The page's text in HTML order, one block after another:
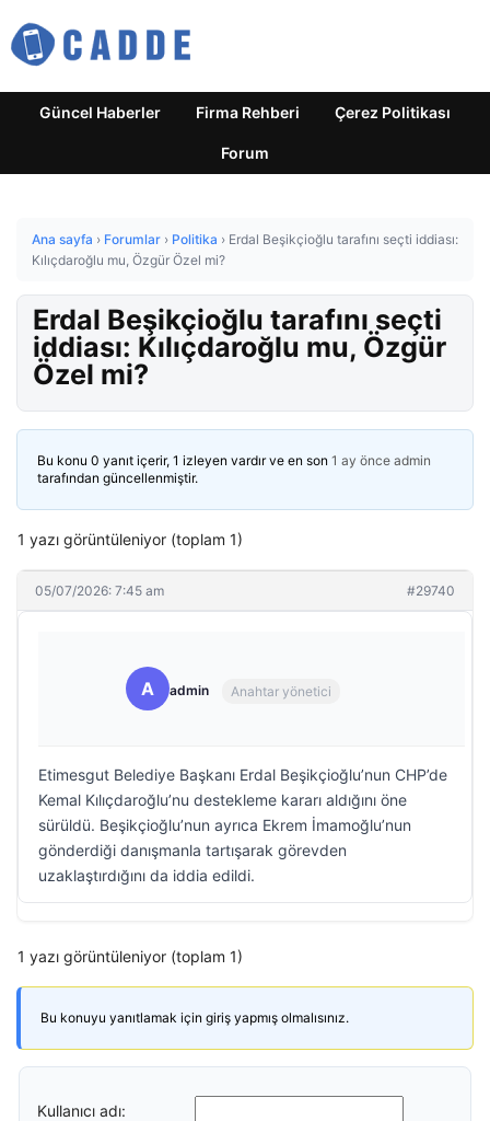
Güncel Haberler Firma Rehberi Çerez Politikası
Forum
Ana sayfa › Forumlar › Politika › Erdal Beşikçioğlu tarafını seçti iddiası:
Kılıçdaroğlu mu, Özgür Özel mi?
Erdal Beşikçioğlu tarafını seçti
iddiası: Kılıçdaroğlu mu, Özgür
Özel mi?
Bu konu 0 yanıt içerir, 1 izleyen vardır ve en son 1 ay önce admin
tarafından güncellenmiştir.
1 yazı görüntüleniyor (toplam 1)
05/07/2026: 7:45 am #29740
A admin Anahtar yönetici
Etimesgut Belediye Başkanı Erdal Beşikçioğlu’nun CHP’de
Kemal Kılıçdaroğlu’nu destekleme kararı aldığını öne
sürüldü. Beşikçioğlu’nun ayrıca Ekrem İmamoğlu’nun
gönderdiği danışmanla tartışarak görevden
uzaklaştırdığını da iddia edildi.
1 yazı görüntüleniyor (toplam 1)
Bu konuyu yanıtlamak için giriş yapmış olmalısınız.
Kullanıcı adı: